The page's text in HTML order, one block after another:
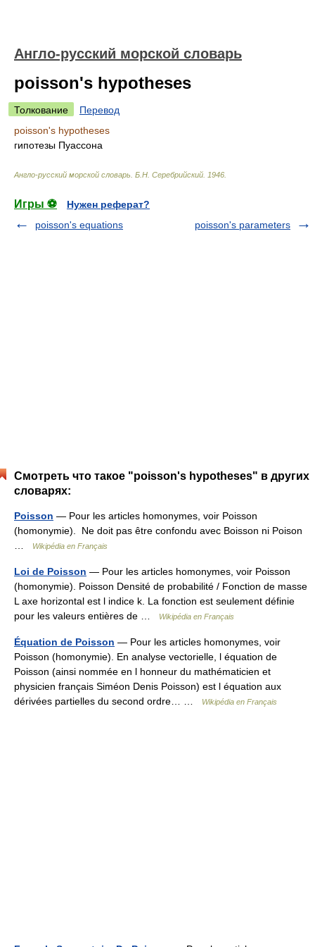
Англо-русский морской словарь
poisson's hypotheses
Толкование
Перевод
poisson's hypotheses
гипотезы Пуассона
Англо-русский морской словарь Б.Н. Серебрийский 1946
Игры ⚽
Нужен реферат?
poisson's equations
poisson's parameters
Смотреть что такое "poisson's hypotheses" в других
словарях:
Poisson — Pour les articles homonymes, voir Poisson
(homonymie). Ne doit pas être confondu avec Boisson ni Poison
Wikipédia en Français
Loi de Poisson — Pour les articles homonymes, voir Poisson
(homonymie). Poisson Densité de probabilité / Fonction de masse
L axe horizontal est l indice k. La fonction est seulement définie
pour les valeurs entières de …
Wikipédia en Français
Équation de Poisson — Pour les articles homonymes, voir
Poisson (homonymie). En analyse vectorielle, l équation de
Poisson (ainsi nommée en l honneur du mathématicien et
physicien français Siméon Denis Poisson) est l équation aux
dérivées partielles du second ordre… …
Wikipédia en Français